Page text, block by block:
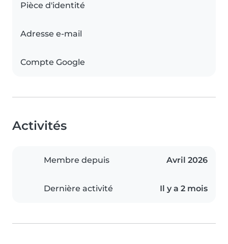
Pièce d'identité
Adresse e-mail
Compte Google
Activités
Membre depuis Avril 2026
Dernière activité Il y a 2 mois